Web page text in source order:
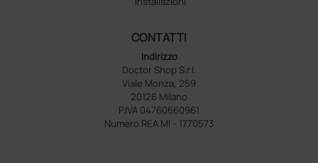
CONTATTI
Indirizzo
Doctor Shop S.r.l.
Viale Monza, 259
20126 Milano
P.IVA 04760660961
Numero REA MI - 1770573